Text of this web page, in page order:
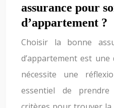
assurance pour
d’appartement ?
Choisir la bonne
d’appartement est
nécessite une
essentiel de